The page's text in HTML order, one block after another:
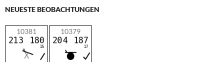
NEUESTE BEOBACHTUNGEN
10381 10379